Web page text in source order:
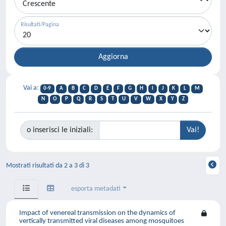
Risultati/Pagina
Vai a: 0-9 A B C D E F G H J K L
M
N
O P Q R S T U V W X Y Z
o inserisci le iniziali:
Mostrati risultati da 2 a 3 di 3
esporta metadati
Impact of venereal transmission on the dynamics of
vertically transmitted viral diseases among mosquitoes